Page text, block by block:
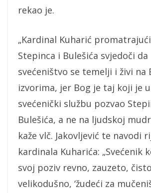
rekao je.
„Kardinal Kuharić
Stepinca i Bulešića svjedoči
svećeništvo se temelji i živi na
izvorima, jer Bog je taj koji je
svećenički službu pozvao
Bulešića, a ne na ljudskoj
kaže vlč. Jakovljević te navodi
kardinala Kuharića: „Svećenik
svoj poziv revno, zauzeto,
velikodušno, ‘žudeći za